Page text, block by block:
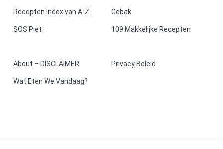
Recepten Index van A-Z Gebak
SOS Piet 109 Makkelijke Recepten
About – DISCLAIMER Privacy Beleid
Wat Eten We Vandaag?